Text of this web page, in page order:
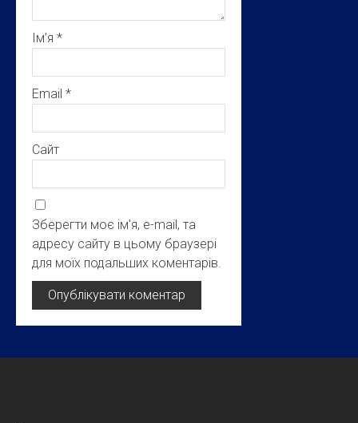
Ім’я *
Email *
Сайт
Зберегти моє ім'я, e-mail, та
адресу сайту в цьому браузері
для моїх подальших коментарів.